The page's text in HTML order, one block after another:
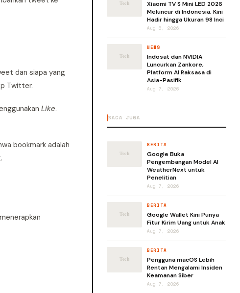
dan siapa yang
Twitter.
Like.
bookmark adalah
Xiaomi TV S Mini LED 2026
Meluncur di Indonesia, Kini
Hadir hingga Ukuran 98 Inci
Aug 6, 2026
NEWS
Indosat dan NVIDIA
Luncurkan Zankore,
Platform AI Raksasa di
Asia-Pasifik
Aug 7, 2026
BACA JUGA
BERITA
Google Buka
Pengembangan Model AI
WeatherNext untuk
Penelitian
Aug 7, 2026
BERITA
Google Wallet Kini Punya
Fitur Kirim Uang untuk Anak
Aug 7, 2026
BERITA
Pengguna macOS Lebih
Rentan Mengalami Insiden
Keamanan Siber
Aug 7, 2026